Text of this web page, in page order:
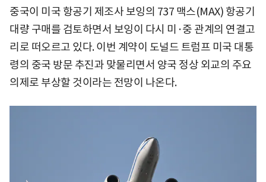
중국이 미국 항공기 제조사 보잉의 737 맥스(MAX) 항공기
대량 구매를 검토하면서 보잉이 다시 미·중 관계의 연결고
리로 떠오르고 있다. 이번 계약이 도널드 트럼프 미국 대통
령의 중국 방문 추진과 맞물리면서 양국 정상 외교의 주요
의제로 부상할 것이라는 전망이 나온다.